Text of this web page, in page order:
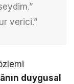
verici.”
duygusal